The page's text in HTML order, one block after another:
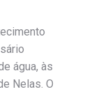
água, às
Nelas. O